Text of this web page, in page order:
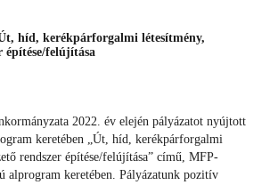
híd, kerékpárforgalmi létesítmény,
építése/felújítása
2022. év elején pályázatot nyújtott
keretében „Út, híd, kerékpárforgalmi
rendszer építése/felújítása” című, MFP-
alprogram keretében. Pályázatunk pozitív